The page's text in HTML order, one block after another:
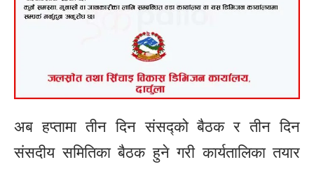
अब हप्तामा तीन दिन संसद्को बैठक र तीन दिन
संसदीय समितिका बैठक हुने गरी कार्यतालिका तयार